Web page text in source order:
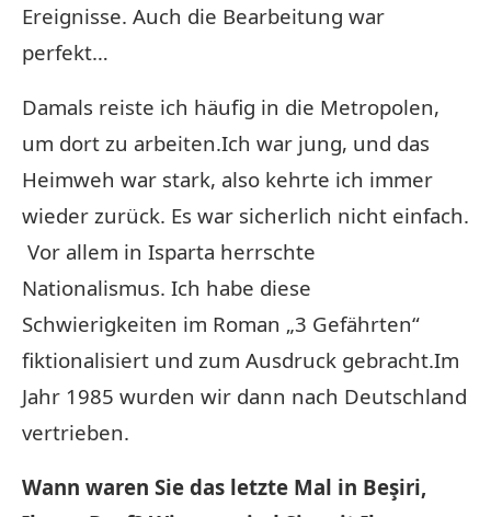
Ereignisse. Auch die Bearbeitung war
perfekt…
Damals reiste ich häufig in die Metropolen,
um dort zu arbeiten.Ich war jung, und das
Heimweh war stark, also kehrte ich immer
wieder zurück. Es war sicherlich nicht einfach.
Vor allem in Isparta herrschte
Nationalismus. Ich habe diese
Schwierigkeiten im Roman „3 Gefährten“
fiktionalisiert und zum Ausdruck gebracht.Im
Jahr 1985 wurden wir dann nach Deutschland
vertrieben.
Wann waren Sie das letzte Mal in Beşiri,